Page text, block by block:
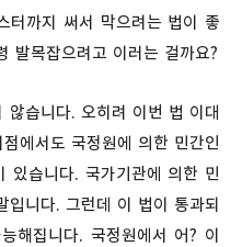
터까지 써서 막으려는 법이 좋
발목잡으려고 이러는 걸까요?
습니다. 오히려 이번 법 이대
에서도 국정원에 의한 민간인
있습니다. 국가기관에 의한 민
입니다. 그런데 이 법이 통과되
해집니다. 국정원에서 어? 이